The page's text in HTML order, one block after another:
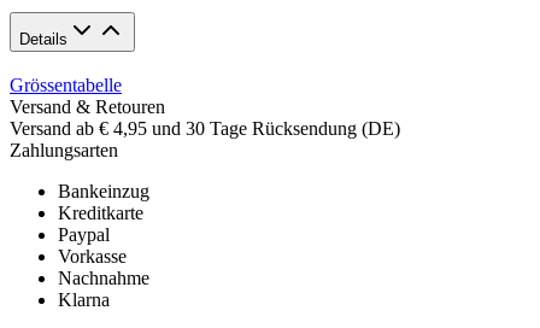
Details
Grössentabelle
Versand & Retouren
Versand ab € 4,95 und 30 Tage Rücksendung (DE)
Zahlungsarten
Bankeinzug
Kreditkarte
Paypal
Vorkasse
Nachnahme
Klarna